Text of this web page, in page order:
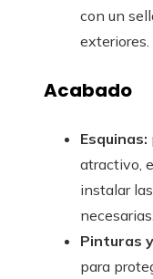
con un
exteriores.
Acabado
Esquinas:
atractivo,
instalar
necesarias.
Pinturas
para